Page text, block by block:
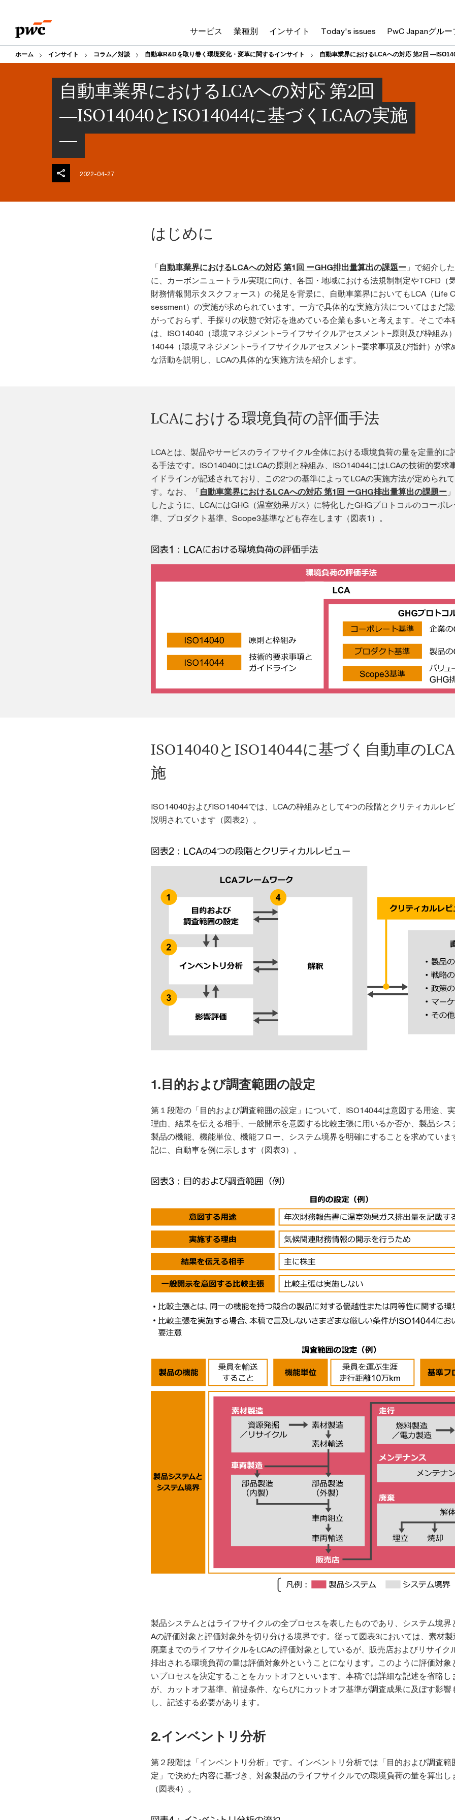
content
footer
サービス 業種別 インサイト Today's issues PwC Japanグルー
ホーム インサイト コラム／対談 自動車R&Dを取り巻く環境変化・変革に関するインサイト 自動車業界におけるLCAへの対応 第2回
自動車業界におけるLCAへの対応 第2回
―ISO14040とISO14044に基づくLCAの実施
―
2022-04-27
はじめに
「自動車業界におけるLCAへの対応 第1回 ーGHG排出量算出の課題ー 」で紹介し
に、カーボンニュートラル実現に向け、各国・地域における法規制制定やTCFD（
財務情報開示タスクフォース）の発足を背景に、自動車業界においてもLCA（Life
sessment）の実施が求められています。一方で具体的な実施方法についてはまだ
がっておらず、手探りの状態で対応を進めている企業も多いと考えます。そこで本
は、ISO14040（環境マネジメント−ライフサイクルアセスメント−原則及び枠組み
14044（環境マネジメント−ライフサイクルアセスメント−要求事項及び指針）が求
な活動を説明し、LCAの具体的な実施方法を紹介します。
LCAにおける環境負荷の評価手法
LCAとは、製品やサービスのライフサイクル全体における環境負荷の量を定量的に
る手法です。ISO14040にはLCAの原則と枠組み、ISO14044にはLCAの技術的要求
イドラインが記述されており、この2つの基準によってLCAの実施方法が定められて
す。なお、「自動車業界におけるLCAへの対応 第1回 ーGHG排出量算出の課題ー
したように、LCAにはGHG（温室効果ガス）に特化したGHGプロトコルのコーポ
準、プロダクト基準、Scope3基準なども存在します（図表1）。
ISO14040とISO14044に基づく自動車の
施
ISO14040およびISO14044では、LCAの枠組みとして4つの段階とクリティカルレ
説明されています（図表2）。
1.目的および調査範囲の設定
第１段階の「目的および調査範囲の設定」について、ISO14044は意図する用途、
理由、結果を伝える相手、一般開示を意図する比較主張に用いるか否か、製品シス
製品の機能、機能単位、機能フロー、システム境界を明確にすることを求めていま
記に、自動車を例に示します（図表3）。
製品システムとはライフサイクルの全プロセスを表したものであり、システム境界
Aの評価対象と評価対象外を切り分ける境界です。従って図表3においては、素材製
廃棄までのライフサイクルをLCAの評価対象としているが、販売店およびリサイク
排出される環境負荷の量は評価対象外ということになります。このように評価対象
いプロセスを決定することをカットオフといいます。本稿では詳細な記述を省略し
が、カットオフ基準、前提条件、ならびにカットオフ基準が調査成果に及ぼす影響
し、記述する必要があります。
2.インベントリ分析
第２段階は「インベントリ分析」です。インベントリ分析では「目的および調査範
定」で決めた内容に基づき、対象製品のライフサイクルでの環境負荷の量を算出し
（図表4）。